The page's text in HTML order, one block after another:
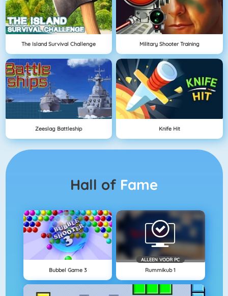
The Island Survival Challenge Military Shooter Training
Zeeslag Battleship Knife Hit
Hall of Fame
Bubbel Game 3
ALLEEN VOOR PC
Rummikub 1